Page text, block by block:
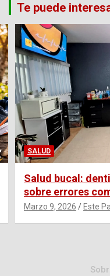
Te puede
SALUD
Salud bucal:
sobre errores
Marzo 9, 2026 Este